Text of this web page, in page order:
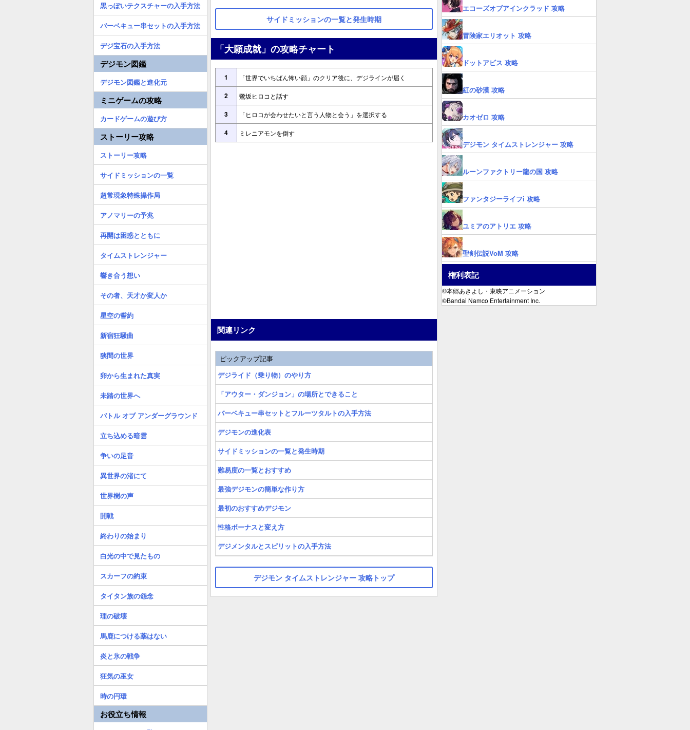
サイドミッションの一覧と発生時期
「大願成就」の攻略チャート
1 「世界でいちばん怖い顔」のクリア後に、デジラインが届く
2 鷺坂ヒロコと話す
3 「ヒロコが会わせたいと言う人物と会う」を選択する
4 ミレニアモンを倒す
関連リンク
ピックアップ記事
デジライド（乗り物）のやり方
「アウター・ダンジョン」の場所とできること
バーベキュー串セットとフルーツタルトの入手方法
デジモンの進化表
サイドミッションの一覧と発生時期
難易度の一覧とおすすめ
最強デジモンの簡単な作り方
最初のおすすめデジモン
性格ボーナスと変え方
デジメンタルとスピリットの入手方法
デジモン タイムストレンジャー 攻略トップ
黒っぽいテクスチャーの入手方法
バーベキュー串セットの入手方法
デジ宝石の入手方法
デジモン図鑑
デジモン図鑑と進化元
ミニゲームの攻略
カードゲームの遊び方
ストーリー攻略
ストーリー攻略
サイドミッションの一覧
超常現象特殊操作局
アノマリーの予兆
再開は困惑とともに
タイムストレンジャー
響き合う想い
その者、天才か変人か
星空の誓約
新宿狂騒曲
狭間の世界
卵から生まれた真実
未踏の世界へ
バトル オブ アンダーグラウンド
立ち込める暗雲
争いの足音
異世界の渚にて
世界樹の声
開戦
終わりの始まり
白光の中で見たもの
スカーフの約束
タイタン族の怨念
理の破壊
馬鹿につける薬はない
炎と氷の戦争
狂気の巫女
時の円環
お役立ち情報
エコーズオブアインクラッド 攻略
冒険家エリオット 攻略
ドットアビス 攻略
紅の砂漠 攻略
カオゼロ 攻略
デジモン タイムストレンジャー 攻略
ルーンファクトリー龍の国 攻略
ファンタジーライフi 攻略
ユミアのアトリエ 攻略
聖剣伝説VoM 攻略
権利表記
©本郷あきよし・東映アニメーション
©Bandai Namco Entertainment Inc.